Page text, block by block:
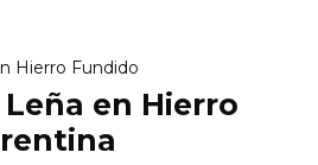
Hierro Fundido
en Hierro